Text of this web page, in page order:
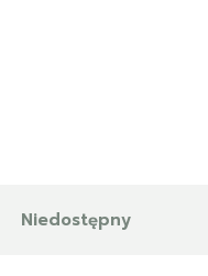
Niedostępny